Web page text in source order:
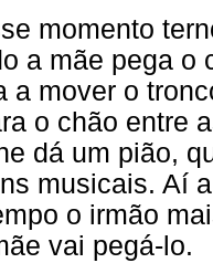
momento
a mãe pega o
a mover o
o chão entre
dá um pião,
musicais. Aí
o irmão
vai pegá-lo.